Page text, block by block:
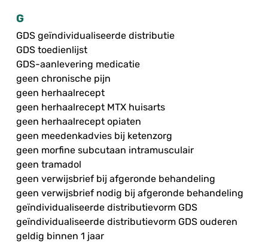
G
GDS geïndividualiseerde distributie
GDS toedienlijst
GDS-aanlevering medicatie
geen chronische pijn
geen herhaalrecept
geen herhaalrecept MTX huisarts
geen herhaalrecept opiaten
geen meedenkadvies bij ketenzorg
geen morfine subcutaan intramusculair
geen tramadol
geen verwijsbrief bij afgeronde behandeling
geen verwijsbrief nodig bij afgeronde behandeling
geïndividualiseerde distributievorm GDS
geïndividualiseerde distributievorm GDS ouderen
geldig binnen 1 jaar